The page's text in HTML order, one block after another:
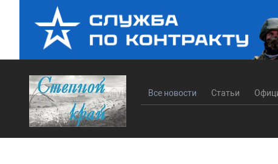
Все новости Статьи